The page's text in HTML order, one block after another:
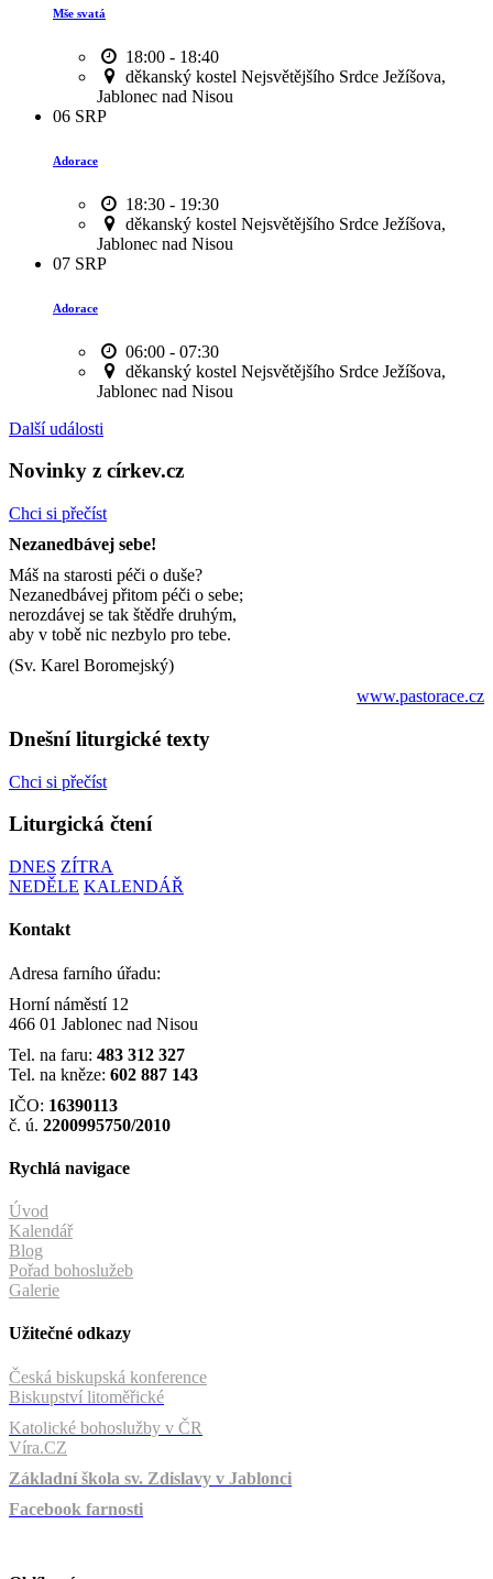
Mše svatá
18:00 - 18:40
děkanský kostel Nejsvětějšího Srdce Ježíšova,
Jablonec nad Nisou
06 SRP
Adorace
18:30 - 19:30
děkanský kostel Nejsvětějšího Srdce Ježíšova,
Jablonec nad Nisou
07 SRP
Adorace
06:00 - 07:30
děkanský kostel Nejsvětějšího Srdce Ježíšova,
Jablonec nad Nisou
Další události
Novinky z církev.cz
Chci si přečíst
Nezanedbávej sebe!
Máš na starosti péči o duše?
Nezanedbávej přitom péči o sebe;
nerozdávej se tak štědře druhým,
aby v tobě nic nezbylo pro tebe.
(Sv. Karel Boromejský)
www.pastorace.cz
Dnešní liturgické texty
Chci si přečíst
Liturgická čtení
DNES ZÍTRA
NEDĚLE KALENDÁŘ
Kontakt
Adresa farního úřadu:
Horní náměstí 12
466 01 Jablonec nad Nisou
Tel. na faru: 483 312 327
Tel. na kněze: 602 887 143
IČO: 16390113
č. ú. 2200995750/2010
Rychlá navigace
Úvod
Kalendář
Blog
Pořad bohoslužeb
Galerie
Užitečné odkazy
Česká biskupská konference
Biskupství litoměřické
Katolické bohoslužby v ČR
Víra.CZ
Základní škola sv. Zdislavy v Jablonci
Facebook farnosti